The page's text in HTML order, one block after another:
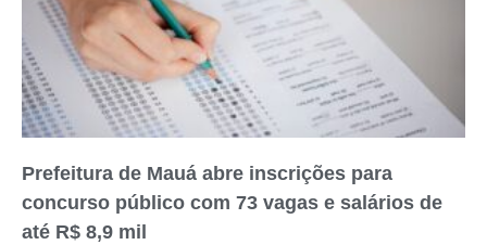
Prefeitura de Mauá abre inscrições para
concurso público com 73 vagas e salários de
até R$ 8,9 mil